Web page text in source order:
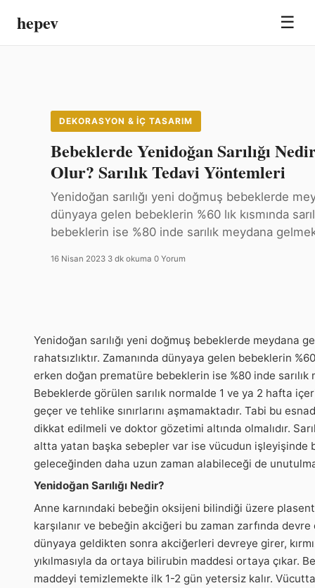
hepev ☰
DEKORASYON & İÇ TASARIM
Bebeklerde Yenidoğan Sarılığı
Olur? Sarılık Tedavi Yöntemleri
Yenidoğan sarılığı yeni doğmuş bebeklerde
dünyaya gelen bebeklerin %60 lık kısmında
bebeklerin ise %80 inde sarılık meydana
16 Nisan 2023 3 dk okuma 0 Yorum
Yenidoğan sarılığı yeni doğmuş bebeklerde meydana
rahatsızlıktır. Zamanında dünyaya gelen bebeklerin
erken doğan prematüre bebeklerin ise %80 inde
Bebeklerde görülen sarılık normalde 1 ve ya 2 hafta
geçer ve tehlike sınırlarını aşmamaktadır. Tabi bu
dikkat edilmeli ve doktor gözetimi altında olmalıdır.
altta yatan başka sebepler var ise vücudun işleyişinde
geleceğinden daha uzun zaman alabileceği de
Yenidoğan Sarılığı Nedir?
Anne karnındaki bebeğin oksijeni bilindiği üzere
karşılanır ve bebeğin akciğeri bu zaman zarfında devre
dünyaya geldikten sonra akciğerleri devreye girer,
yıkılmasıyla da ortaya bilirubin maddesi ortaya çıkar.
maddeyi temizlemekte ilk 1-2 gün yetersiz kalır.